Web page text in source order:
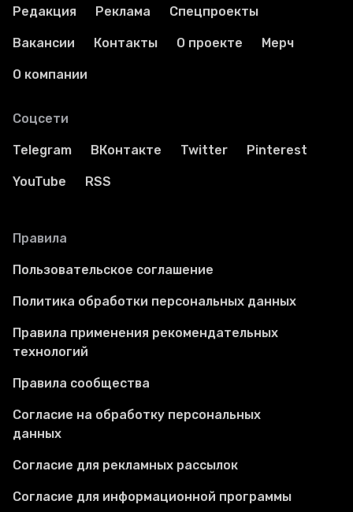
Редакция Реклама Спецпроекты
Вакансии Контакты О проекте Мерч
О компании
Соцсети
Telegram ВКонтакте Twitter Pinterest
YouTube RSS
Правила
Пользовательское соглашение
Политика обработки персональных данных
Правила применения рекомендательных
технологий
Правила сообщества
Согласие на обработку персональных
данных
Согласие для рекламных рассылок
Согласие для информационной программы